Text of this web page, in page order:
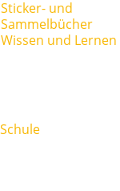
Sticker- und
Sammelbücher
Wissen und Lernen
Schule